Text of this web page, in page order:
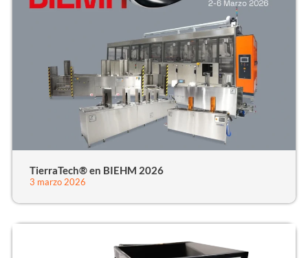
TierraTech® en BIEHM 2026
3 marzo 2026